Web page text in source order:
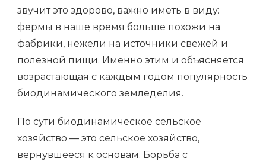
звучит это здорово, важно иметь в виду:
фермы в наше время больше похожи на
фабрики, нежели на источники свежей и
полезной пищи. Именно этим и объясняется
возрастающая с каждым годом популярность
биодинамического земледелия.
По сути биодинамическое сельское
хозяйство — это сельское хозяйство,
вернувшееся к основам. Борьба с